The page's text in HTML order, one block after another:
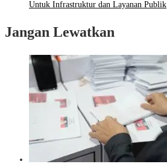
Untuk Infrastruktur dan Layanan Publik
Jangan Lewatkan